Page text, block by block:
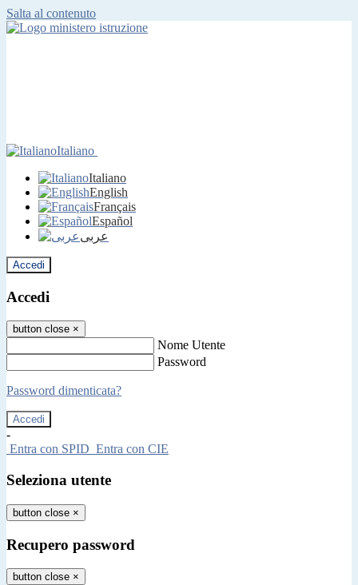
Salta al contenuto
Italiano
Italiano
English
Français
Español
عربى
Accedi
Accedi
button close ×
Nome Utente
Password
Password dimenticata?
-
Entra con SPID Entra con CIE
Seleziona utente
button close ×
Recupero password
button close ×